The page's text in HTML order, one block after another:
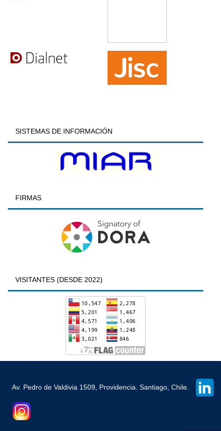
SISTEMAS DE INFORMACIÓN
FIRMAS
VISITANTES (DESDE 2022)
Av. Pedro de Valdivia 1509, Providencia. Santiago, Chile.